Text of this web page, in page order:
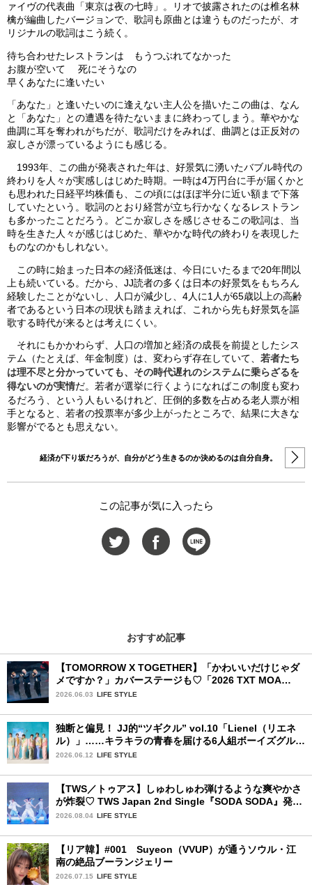
ァイヴの代表曲「東京は夜の七時」。リオで披露されたのは椎名林
檎が編曲したバージョンで、歌詞も原曲とは違うものだったが、オ
リジナルの歌詞はこう続く。
待ち合わせたレストランは もうつぶれてなかった
お腹が空いて 死にそうなの
早くあなたに逢いたい
「あなた」と逢いたいのに逢えない主人公を描いたこの曲は、なん
と「あなた」との遭遇を待たないままに終わってしまう。華やかな
曲調に耳を奪われがちだが、歌詞だけをみれば、曲調とは正反対の
寂しさが漂っているようにも感じる。
1993年、この曲が発表された年は、好景気に湧いたバブル時代の
終わりを人々が実感しはじめた時期。一時は4万円台に手が届くかと
も思われた日経平均株価も、この頃にはほぼ半分に近い額まで下落
していたという。歌詞のとおり経営が立ち行かなくなるレストラン
も多かったことだろう。どこか寂しさを感じさせるこの歌詞は、当
時を生きた人々が感じはじめた、華やかな時代の終わりを表現した
ものなのかもしれない。
この時に始まった日本の経済低迷は、今日にいたるまで20年間以
上も続いている。だから、JJ読者の多くは日本の好景気をもちろん
経験したことがないし、人口が減少し、4人に1人が65歳以上の高齢
者であるという日本の現状も踏まえれば、これから先も好景気を謳
歌する時代が来るとは考えにくい。
それにもかかわらず、人口の増加と経済の成長を前提としたシス
テム（たとえば、年金制度）は、変わらず存在していて、 若者たち
は理不尽と分かっていても、その時代遅れのシステムに乗らざるを
得ないのが実情だ。若者が選挙に行くようになればこの制度も変わ
るだろう、という人もいるけれど、圧倒的多数を占める老人票が相
手となると、若者の投票率が多少上がったところで、結果に大きな
影響がでるとも思えない。
経済が下り坂だろうが、自分がどう生きるのか決めるのは自分自身。
この記事が気に入ったら
おすすめ記事
【TOMORROW X TOGETHER】「かわいいだけじゃダ
メですか？」カバーステージも♡「2026 TXT MOA
CON IN JAPAN」千葉公演2日目を詳細レポ【後編】
2026.06.03 LIFE STYLE
独断と偏見！ JJ的“ツギクル” vol.10「Lienel（リエネ
ル）」……キラキラの青春を届ける6人組ボーイズグルー
プ
2026.06.12 LIFE STYLE
【TWS／トゥアス】しゅわしゅわ弾けるような爽やかさ
が炸裂♡ TWS Japan 2nd Single『SODA SODA』発売
記念SPECIAL SHOWCASEを詳細レポ
2026.08.04 LIFE STYLE
【リア韓】#001 Suyeon（VVUP）が通うソウル・江
南の絶品ブーランジェリー
2026.07.15 LIFE STYLE